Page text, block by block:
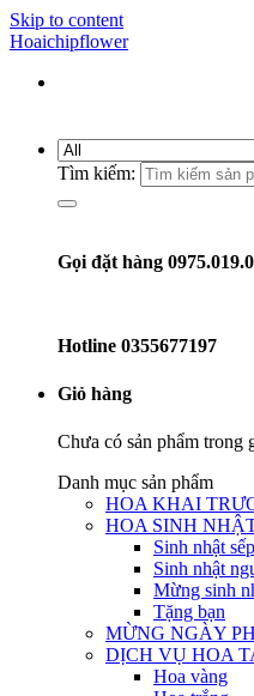
Skip to content
Hoaichipflower
Tìm kiếm:
Gọi đặt hàng
Hotline 0355677197
Giỏ hàng
Chưa có sản phẩm trong
Danh mục sản phẩm
HOA KHAI
HOA SINH
Sinh nhật sếp
Sinh nhật
Mừng sinh
Tặng bạn
MỪNG NGÀY
DỊCH VỤ HOA
Hoa vàng